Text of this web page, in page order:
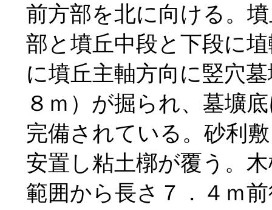
前方部を北に向ける。
部と墳丘中段と下段に
に墳丘主軸方向に竪穴
８ｍ）が掘られ、墓壙
完備されている。砂利
安置し粘土槨が覆う。
範囲から長さ７．４ｍ